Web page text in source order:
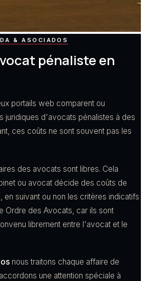
& ASOCIADOS
pénaliste en
portails web comparent ou
juridiques d'avocats pénalistes à des
ces coûts ne sont souvent pas les
des avocats sont libres. Cela
ou avocat décide des coûts de
en suivant ou non les critères indicatifs
Ordre des Avocats, car ils sont
librement entre l'avocat et le
nous traitons chaque affaire de
une attention spéciale à